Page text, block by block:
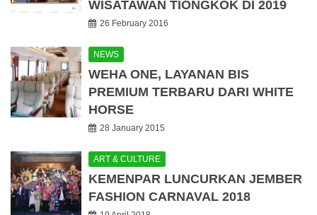
WISATAWAN TIONGKOK DI 2019
26 February 2016
NEWS
WEHA ONE, LAYANAN BIS
PREMIUM TERBARU DARI WHITE
HORSE
28 January 2015
ART & CULTURE
KEMENPAR LUNCURKAN JEMBER
FASHION CARNAVAL 2018